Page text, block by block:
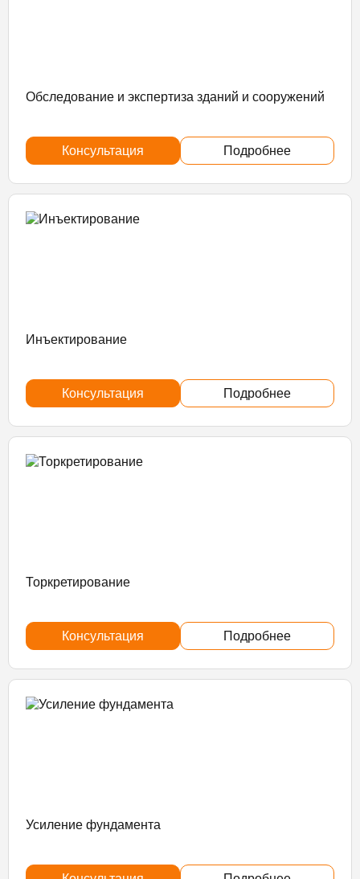
Обследование и экспертиза зданий и сооружений
Консультация Подробнее
Инъектирование
Консультация Подробнее
Торкретирование
Консультация Подробнее
Усиление фундамента